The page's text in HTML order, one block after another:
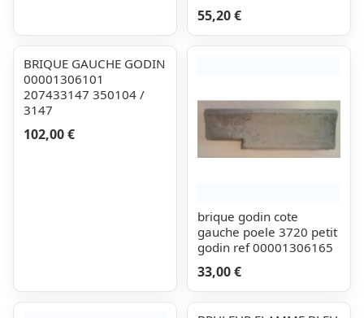
55,20 €
BRIQUE GAUCHE GODIN
00001306101
207433147 350104 /
3147
102,00 €
brique godin cote
gauche poele 3720 petit
godin ref 00001306165
33,00 €